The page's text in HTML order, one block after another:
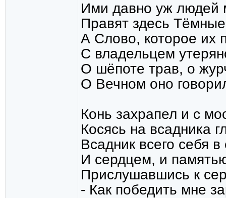
Ими давно уж людей
Правят здесь
А Слово, которое их
С владельцем
О шёпоте трав, о
О Вечном оно
Конь захрапел и с
Косясь на всадника
Всадник всего себя
И сердцем, и
Прислушавшись к
- Как победить мне